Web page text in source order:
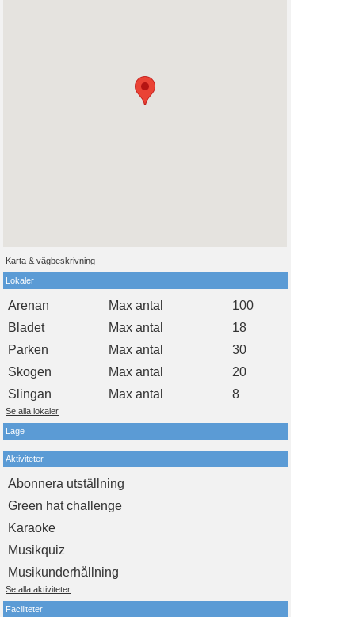
Karta & vägbeskrivning
Lokaler
Arenan Max antal
100
Bladet
Max antal
18
Parken
Max antal
30
Skogen
Max antal
20
Slingan
Max antal 8
Se alla lokaler
Läge
Aktiviteter
Abonnera utställning
Green hat challenge
Karaoke
Musikquiz
Musikunderhållning
Se alla aktiviteter
Faciliteter